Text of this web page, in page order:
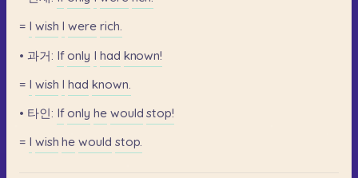
= I wish I were rich.
• 과거: If only I had known!
= I wish I had known.
• 타인: If only he would stop!
= I wish he would stop.